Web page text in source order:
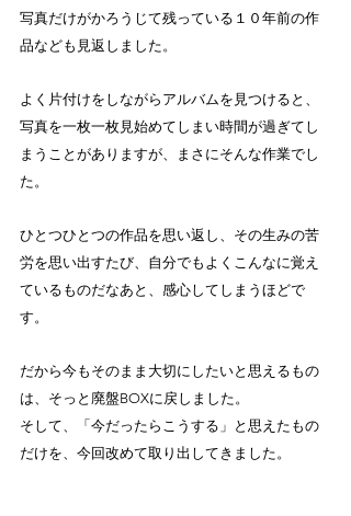
写真だけがかろうじて残っている１０年前の作
品なども見返しました。
よく片付けをしながらアルバムを見つけると、
写真を一枚一枚見始めてしまい時間が過ぎてし
まうことがありますが、まさにそんな作業でし
た。
ひとつひとつの作品を思い返し、その生みの苦
労を思い出すたび、自分でもよくこんなに覚え
ているものだなあと、感心してしまうほどで
す。
だから今もそのまま大切にしたいと思えるもの
は、そっと廃盤BOXに戻しました。
そして、「今だったらこうする」と思えたもの
だけを、今回改めて取り出してきました。